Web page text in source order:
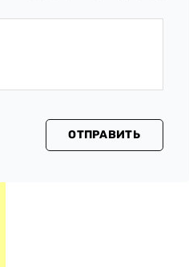
ОТПРАВИТЬ